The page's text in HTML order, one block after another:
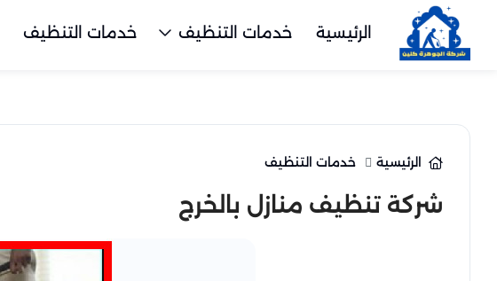
الرئيسية خدمات التنظيف خدمات التنظيف
الرئيسية خدمات التنظيف
شركة تنظيف منازل بالخرج